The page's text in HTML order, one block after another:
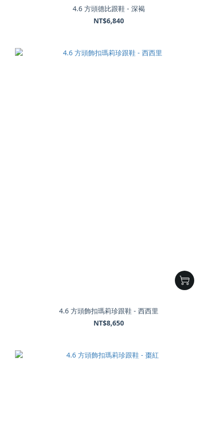
4.6 方頭德比跟鞋 - 深褐
NT$6,840
4.6 方頭飾扣瑪莉珍跟鞋 - 西西里
NT$8,650